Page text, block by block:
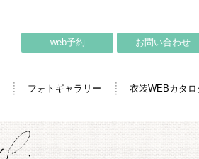
フォトギャラリー 衣装WEBカタロ
web予約 お問い合わせ